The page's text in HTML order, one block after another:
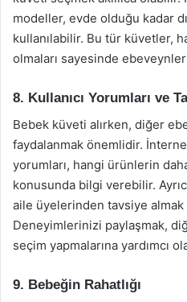
modeller, evde olduğu kadar
kullanılabilir. Bu tür küvetler,
olmaları sayesinde
8. Kullanıcı Yorumları ve
Bebek küveti alırken, diğer
faydalanmak önemlidir.
yorumları, hangi ürünlerin
konusunda bilgi verebilir.
aile üyelerinden tavsiye almak
Deneyimlerinizi paylaşmak,
seçim yapmalarına yardımcı
9. Bebeğin Rahatlığı